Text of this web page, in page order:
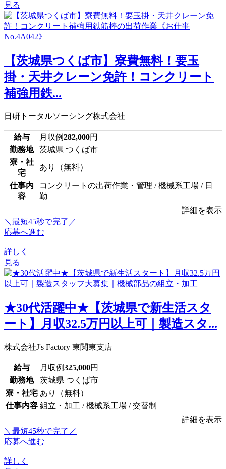
見る
【茨城県つくば市】寮費無料！要玉
掛・天井クレーン免許！コンクリート
補強用鉄...
日研トータルソーシング株式会社
給与 月収例282,000円
勤務地
茨城県 つくば市
寮・社
宅
あり（無料）
仕事内
容
コンクリートの出荷作業・管理 / 機械系工場 / 日
勤
詳細を表示
＼最短45秒で完了／
応募へ進む
詳しく
見る
★30代活躍中★【茨城県で新生活スタ
ート】月収32.5万円以上可｜製造スタ...
株式会社J's Factory 東関東支店
給与 月収例325,000円
勤務地
茨城県 つくば市
寮・社宅 あり（無料）
仕事内容 組立・加工 / 機械系工場 / 交替制
詳細を表示
＼最短45秒で完了／
応募へ進む
詳しく